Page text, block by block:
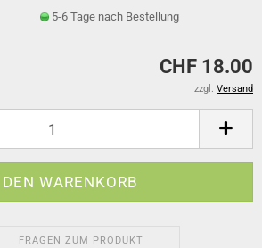
5-6 Tage nach Bestellung
CHF 18.00
zzgl. Versand
FRAGEN ZUM PRODUKT